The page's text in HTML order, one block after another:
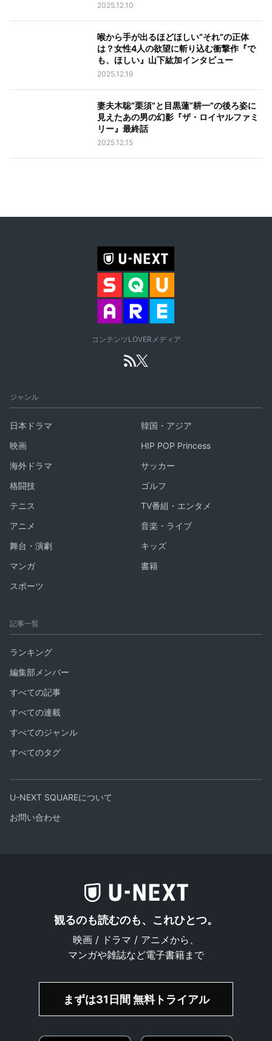
2025.12.10
喉から手が出るほどほしい“それ”の正体
は？女性4人の欲望に斬り込む衝撃作『で
も、ほしい』山下紘加インタビュー
2025.12.19
妻夫木聡“栗須”と目黒蓮“耕一”の後ろ姿に
見えたあの男の幻影『ザ・ロイヤルファミ
リー』最終話
2025.12.15
コンテンツLOVERメディア
ジャンル
日本ドラマ
韓国・アジア
映画
HIP POP Princess
海外ドラマ
サッカー
格闘技
ゴルフ
テニス
TV番組・エンタメ
アニメ
音楽・ライブ
舞台・演劇
キッズ
マンガ
書籍
スポーツ
記事一覧
ランキング
編集部メンバー
すべての記事
すべての連載
すべてのジャンル
すべてのタグ
U-NEXT SQUAREについて
お問い合わせ
観るのも読むのも、これひとつ。
映画 / ドラマ / アニメから、
マンガや雑誌など電子書籍まで
まずは31日間 無料トライアル